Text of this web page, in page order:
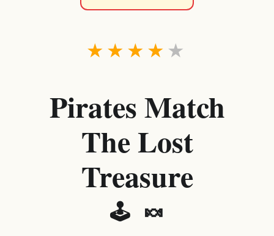
★
★
★
★
★
Pirates Match
The Lost
Treasure
🕹️ 🍬